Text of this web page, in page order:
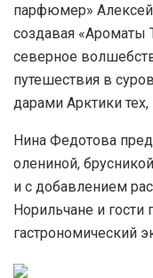
парфюмер» Алексей
создавая «Ароматы
северное
путешествия в
дарами Арктики
Нина Федотова
олениной,
и с добавлением
Норильчане и гости
гастрономический